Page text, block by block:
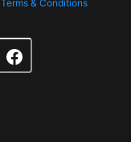
Terms & Conditions